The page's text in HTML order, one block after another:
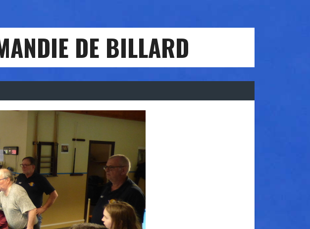
DE BILLARD